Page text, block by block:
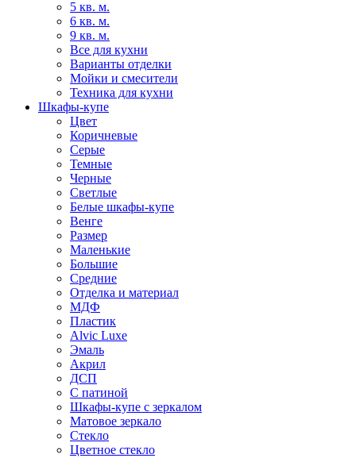
5 кв. м.
6 кв. м.
9 кв. м.
Все для кухни
Варианты отделки
Мойки и смесители
Техника для кухни
Шкафы-купе
Цвет
Коричневые
Серые
Темные
Черные
Светлые
Белые шкафы-купе
Венге
Размер
Маленькие
Большие
Средние
Отделка и материал
МДФ
Пластик
Alvic Luxe
Эмаль
Акрил
ДСП
С патиной
Шкафы-купе с зеркалом
Матовое зеркало
Стекло
Цветное стекло